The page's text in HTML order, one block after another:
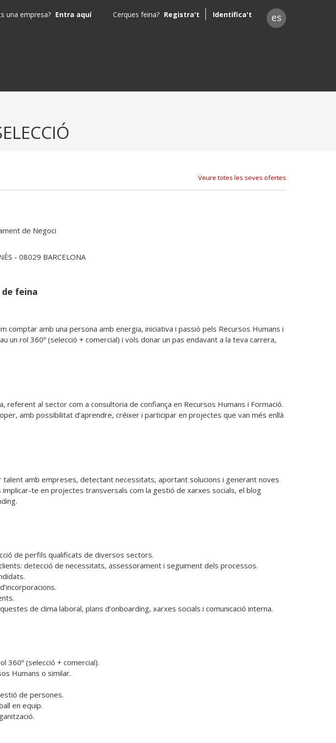
una empresa? Entra aquí Cerques feina? Registra't Identifica't es
Veure totes les seves ofertes
de Negoci
- 08029 BARCELONA
feina
comptar amb una persona amb energia, iniciativa i passió pels Recursos Humans i
un rol 360º (selecció + comercial) i vols donar un pas endavant a la teva carrera,
referent al sector com a consultoria de confiança en Recursos Humans i Formació.
amb possibilitat d’aprendre, créixer i participar en projectes que van més enllà
talent amb empreses, detectant necessitats, aportant solucions i generant noves
te en projectes transversals com la gestió de xarxes socials, el blog
de perfils qualificats de diversos sectors.
detecció de necessitats, assessorament i seguiment dels processos.
de clima laboral, plans d’onboarding, xarxes socials i comunicació interna.
360º (selecció + comercial).
Humans o similar.
de persones.
en equip.